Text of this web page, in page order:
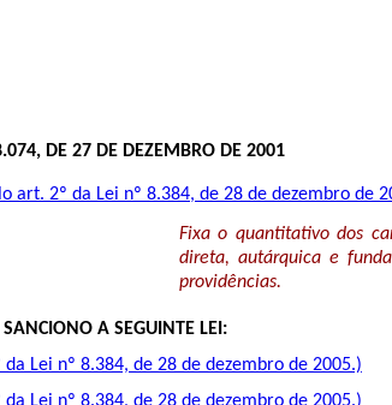
DE 27 DE DEZEMBRO DE 2001
art. 2º da Lei nº 8.384, de 28 de dezembro de
Fixa o quantitativo dos
direta, autárquica e
providências.
A SEGUINTE LEI:
Lei nº 8.384, de 28 de dezembro de 2005.)